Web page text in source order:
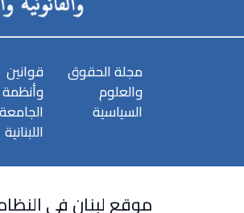
مجلة الحقوق
والعلوم
السياسية
قوانين
وأنظمة
الجامعة
اللبنانية
موقع لبنان في